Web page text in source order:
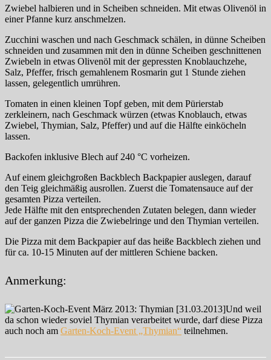
Zwiebel halbieren und in Scheiben schneiden. Mit etwas Olivenöl in
einer Pfanne kurz anschmelzen.
Zucchini waschen und nach Geschmack schälen, in dünne Scheiben
schneiden und zusammen mit den in dünne Scheiben geschnittenen
Zwiebeln in etwas Olivenöl mit der gepressten Knoblauchzehe,
Salz, Pfeffer, frisch gemahlenem Rosmarin gut 1 Stunde ziehen
lassen, gelegentlich umrühren.
Tomaten in einen kleinen Topf geben, mit dem Pürierstab
zerkleinern, nach Geschmack würzen (etwas Knoblauch, etwas
Zwiebel, Thymian, Salz, Pfeffer) und auf die Hälfte einköcheln
lassen.
Backofen inklusive Blech auf 240 °C vorheizen.
Auf einem gleichgroßen Backblech Backpapier auslegen, darauf
den Teig gleichmäßig ausrollen. Zuerst die Tomatensauce auf der
gesamten Pizza verteilen.
Jede Hälfte mit den entsprechenden Zutaten belegen, dann wieder
auf der ganzen Pizza die Zwiebelringe und den Thymian verteilen.
Die Pizza mit dem Backpapier auf das heiße Backblech ziehen und
für ca. 10-15 Minuten auf der mittleren Schiene backen.
Anmerkung:
Und weil
da schon wieder soviel Thymian verarbeitet wurde, darf diese Pizza
auch noch am Garten-Koch-Event „Thymian“ teilnehmen.